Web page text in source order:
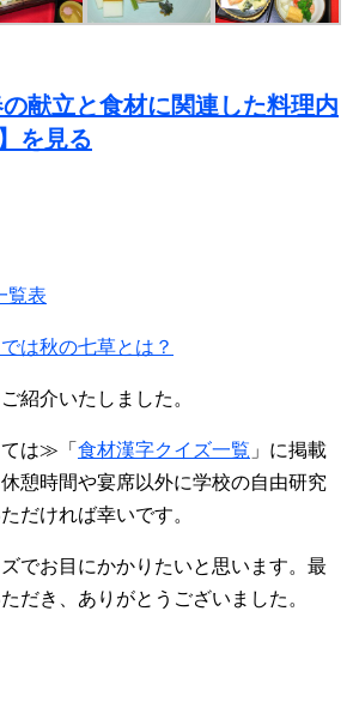
献立と食材に関連した料理内
を見る
覧表
は秋の七草とは？
紹介いたしました。
は≫「 食材漢字クイズ一覧 」に掲載
憩時間や宴席以外に学校の自由研究
だければ幸いです。
でお目にかかりたいと思います。最
だき、ありがとうございました。